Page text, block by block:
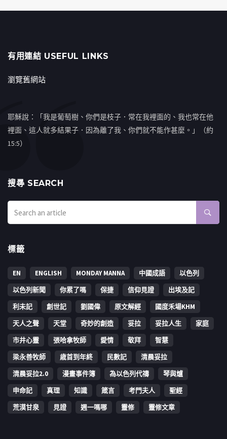
有用連結 USEFUL LINKS
瀏覽舊網站
耶穌說：「我是葡萄樹、你們是枝子．常在我裡面的、我也常在他
裡面、這人就多結果子．因為離了我、你們就不能作甚麼。」（約
15:5）
搜㝷 SEARCH
標籤
EN ENGLISH MONDAY MANNA 中國成語
以色列
以色列新聞
你累了嗎 保捷 信仰見證
出埃及記
利未記
創世記 劉國偉 原文解經
國度禾場KHM
天人之聲
天堂 奇妙的創造 妥拉 妥拉人生
家庭
市井心靈
張哈拿牧師 愛情 敬拜
智慧
梁永善牧師
歳首到年終 民數記
清晨妥拉
清晨妥拉2.0
漫畫事件簿 為以色列代禱
琴與爐
申命記
真理 知識 箴言 考門夫人
聖經
荒漠甘泉
見證 週一嗎哪 靈修 靈修文章